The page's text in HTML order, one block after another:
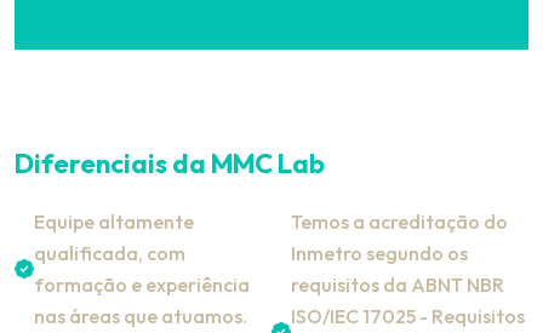
Diferenciais da MMC Lab
Equipe altamente
qualificada, com
formação e experiência
nas áreas que atuamos.
Temos a acreditação do
Inmetro segundo os
requisitos da ABNT NBR
ISO/IEC 17025 - Requisitos